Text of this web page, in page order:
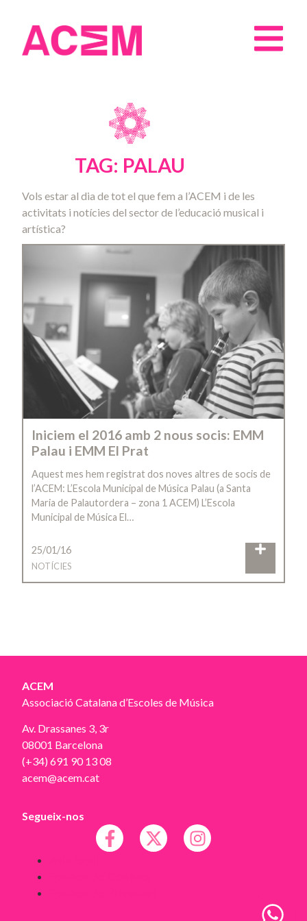
TAG: PALAU
Vols estar al dia de tot el que fem a l’ACEM i de les
activitats i notícies del sector de l’educació musical i
artística?
Iniciem el 2016 amb 2 nous socis: EMM
Palau i EMM El Prat
Aquest mes hem registrat dos noves altres de socis de
l’ACEM: L’Escola Municipal de Música Palau (a Santa
Maria de Palautordera – zona 1 ACEM) L’Escola
Municipal de Música El…
25/01/16
NOTÍCIES
ACEM
Associació Catalana d’Escoles de Música
Av. Drassanes 3, 3r
08001 Barcelona
(+34) 691 90 13 08
acem@acem.cat
Segueix-nos